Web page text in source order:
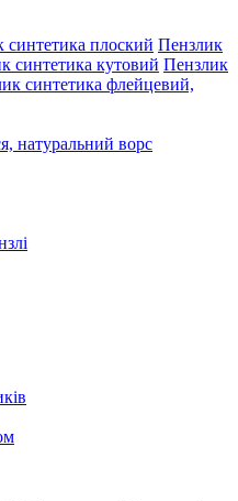
синтетика плоский Пензлик
синтетика кутовий Пензлик
синтетика флейцевий,
натуральний ворс